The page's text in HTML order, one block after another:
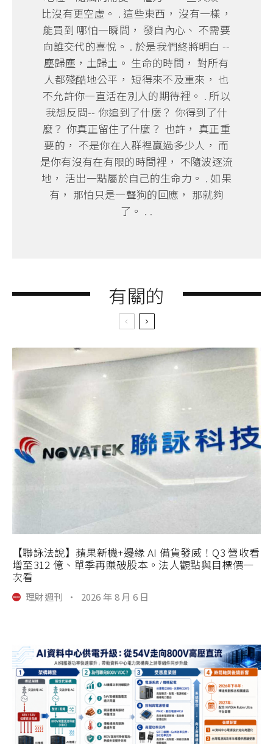
比沒有更空虛。 . 這些東西， 沒有一樣，
能買到 哪怕一瞬間， 發自內心、 不需要
向誰交代的喜悅。 . 於是我們終將明白 --
塵歸塵，土歸土。 生命的時間， 對所有
人都殘酷地公平， 短得來不及重來， 也
不允許你一直活在別人的期待裡。 . 所以
我想反問-- 你追到了什麼？ 你得到了什
麼？ 你真正留住了什麼？ 也許， 真正重
要的， 不是你在人群裡贏過多少人， 而
是你有沒有在有限的時間裡， 不隨波逐流
地， 活出一點屬於自己的生命力。 . 如果
有， 那怕只是一聲狗的回應， 那就夠
了。 . .
有關的
【聯詠法說】蘋果新機+邊緣 AI 備貨發威！Q3 營收看
增至312 億、單季再賺破股本。法人觀點與目標價一
次看
理財週刊 · 2026 年 8 月 6 日